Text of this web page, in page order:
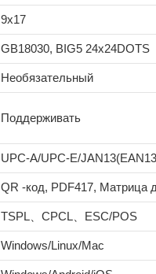
9x17
GB18030, BIG5 24x24DOTS
Необязательный
Поддерживать
UPC-A/UPC-E/
QR -код, PDF417, Матрица
TSPL、CPCL、ESC/POS
Windows/Linux/Mac